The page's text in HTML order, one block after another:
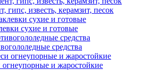
гипс, известь, керамзит, песок
сухие и готовые
средства
и жаростойкие